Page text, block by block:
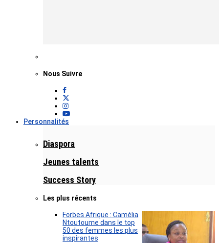
Nous Suivre
Personnalités
Diaspora
Jeunes talents
Success Story
Les plus récents
Forbes Afrique : Camélia
Ntoutoume dans le top
50 des femmes les plus
inspirantes